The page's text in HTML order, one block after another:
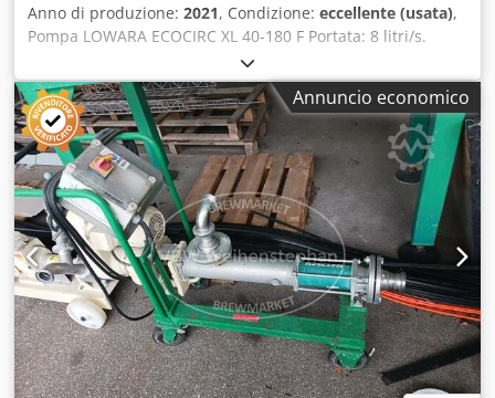
Anno di produzione: 2021, Condizione: eccellente (usata),
Pompa LOWARA ECOCIRC XL 40-180 F Portata: 8 litri/s.
Anno di costruzione: 2021 – Usata raramente Flange DN40
Dodszm Swxspfx Al Reck Tensione: 230 V monofase (vedere
dettagli tecnici nelle foto)
Annuncio economico